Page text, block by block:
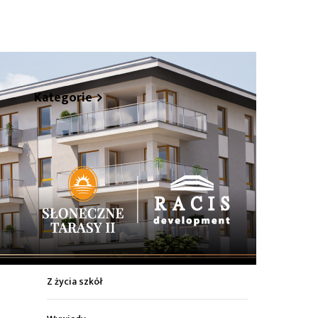
Kategorie
Z życia miasta
Sport
Kultura
Wiadomości z regionu
Z życia szkół